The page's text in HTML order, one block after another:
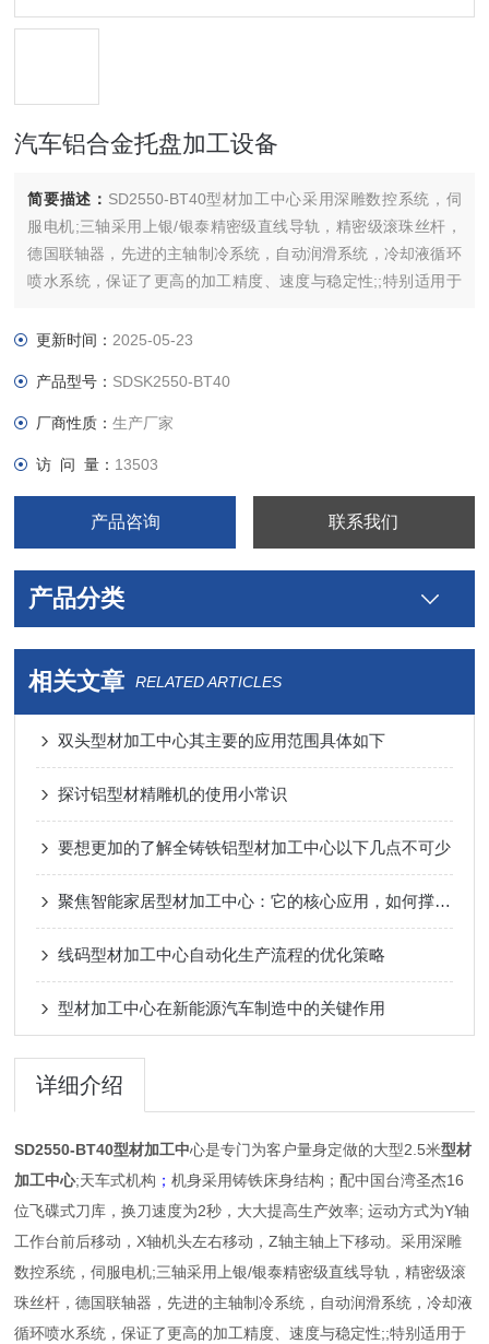
汽车铝合金托盘加工设备
简要描述： SD2550-BT40型材加工中心采用深雕数控系统，伺
服电机;三轴采用上银/银泰精密级直线导轨，精密级滚珠丝杆，
德国联轴器，先进的主轴制冷系统，自动润滑系统，冷却液循环
喷水系统，保证了更高的加工精度、速度与稳定性;;特别适用于
孔、攻牙加工。
更新时间： 2025-05-23
产品型号： SDSK2550-BT40
厂商性质：生产厂家
访 问 量： 13503
产品咨询 联系我们
产品分类
相关文章 RELATED ARTICLES
双头型材加工中心其主要的应用范围具体如下
探讨铝型材精雕机的使用小常识
要想更加的了解全铸铁铝型材加工中心以下几点不可少
聚焦智能家居型材加工中心：它的核心应用，如何撑起产业新生态？
线码型材加工中心自动化生产流程的优化策略
型材加工中心在新能源汽车制造中的关键作用
详细介绍
SD2550-BT40型材加工中心是专门为客户量身定做的大型2.5米型材
加工中心;天车式机构 ；机身采用铸铁床身结构；配中国台湾圣杰16
位飞碟式刀库，换刀速度为2秒，大大提高生产效率; 运动方式为Y轴
工作台前后移动，X轴机头左右移动，Z轴主轴上下移动。采用深雕
数控系统，伺服电机;三轴采用上银/银泰精密级直线导轨，精密级滚
珠丝杆，德国联轴器，先进的主轴制冷系统，自动润滑系统，冷却液
循环喷水系统，保证了更高的加工精度、速度与稳定性;;特别适用于